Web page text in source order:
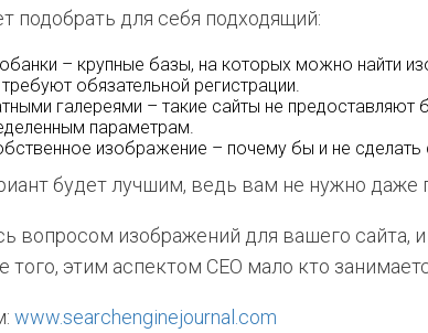
подобрать для себя подходящий:
– крупные базы, на которых можно найти
обязательной регистрации.
галереями – такие сайты не
параметрам.
изображение – почему бы и не
будет лучшим, ведь вам не нужно даже
вопросом изображений для вашего
того, этим аспектом СЕО мало кто
www.searchenginejournal.com